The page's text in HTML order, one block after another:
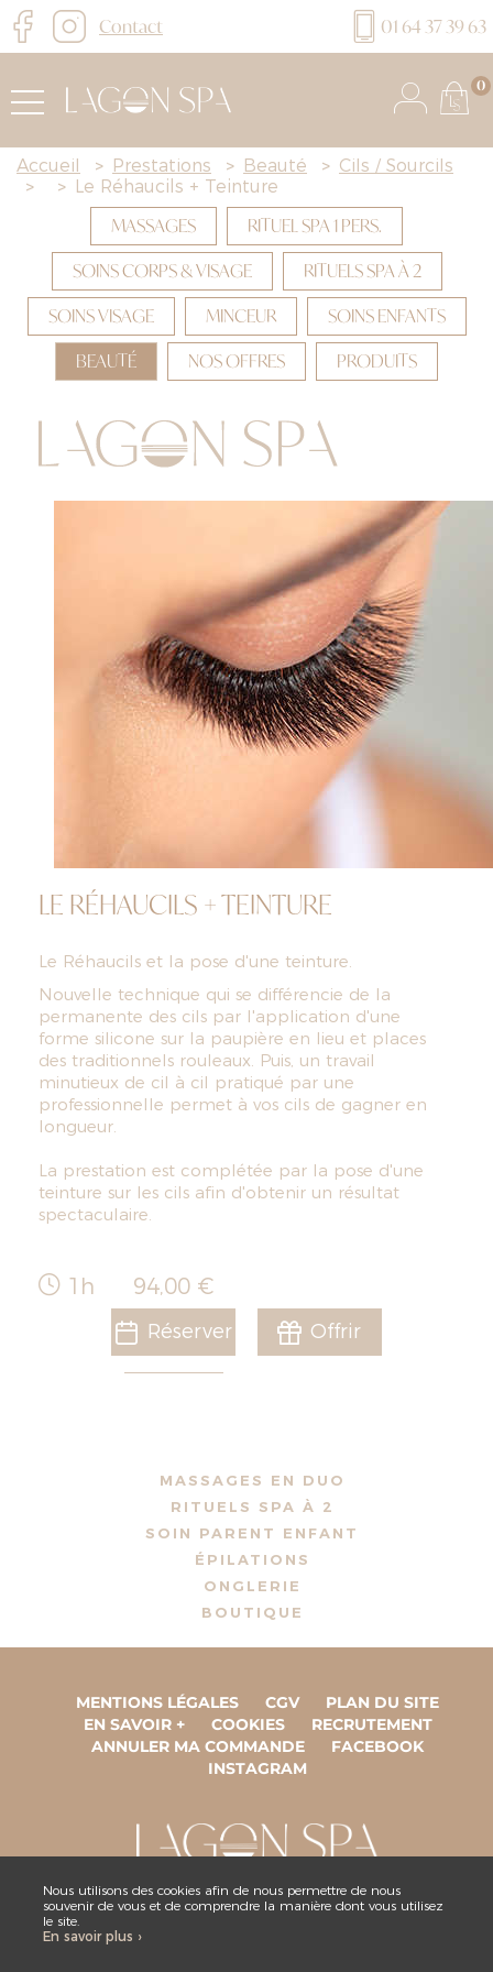
Nous utilisons des cookies afin de nous permettre de nous
souvenir de vous et de comprendre la manière dont vous utilisez
le site.
En savoir plus ›
Contact 01 64 37 39 63
0
Accueil > Prestations > Beauté > Cils / Sourcils
>
> Le Réhaucils + Teinture
MASSAGES
RITUEL SPA 1 PERS.
SOINS CORPS & VISAGE
RITUELS SPA À 2
SOINS VISAGE
MINCEUR
SOINS ENFANTS
BEAUTÉ
NOS OFFRES PRODUITS
LE RÉHAUCILS + TEINTURE
Le Réhaucils et la pose d'une teinture.
Nouvelle technique qui se différencie de la
permanente des cils par l'application d'une
forme silicone sur la paupière en lieu et places
des traditionnels rouleaux. Puis, un travail
minutieux de cil à cil pratiqué par une
professionnelle permet à vos cils de gagner en
longueur.
La prestation est complétée par la pose d'une
teinture sur les cils afin d'obtenir un résultat
spectaculaire.
1h 94,00 €
Réserver Offrir
MASSAGES EN DUO
RITUELS SPA À 2
SOIN PARENT ENFANT
ÉPILATIONS
ONGLERIE
BOUTIQUE
MENTIONS LÉGALES CGV
PLAN DU SITE
EN SAVOIR +
COOKIES
RECRUTEMENT
ANNULER MA COMMANDE
FACEBOOK
INSTAGRAM
ESPACE COLLABORATEUR